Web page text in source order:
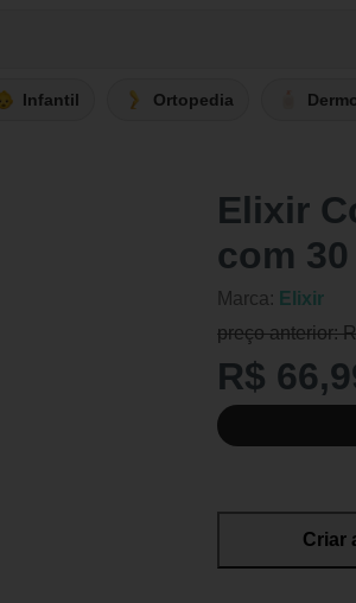
Infantil Ortopedia
Elixir
com
Marca: Elixir
preço anterior:
R$
Criar